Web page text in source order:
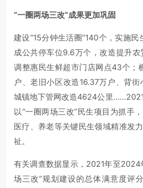
“一圈两场三改”成果更加巩固
建设“15分钟生活圈”140个，实施
成公共停车位9.6万个，改造提升
调整惠民生鲜超市门店网点43个；
户、老旧小区改造16.37万户、背街
城镇地下管网改造4624公里
以“一圈两场三改”民生项目为抓手
医疗、养老等关键民生领域精准发
祉。
有关调查数据显示，2021年至2024
场三改”规划建设的总体满意度评